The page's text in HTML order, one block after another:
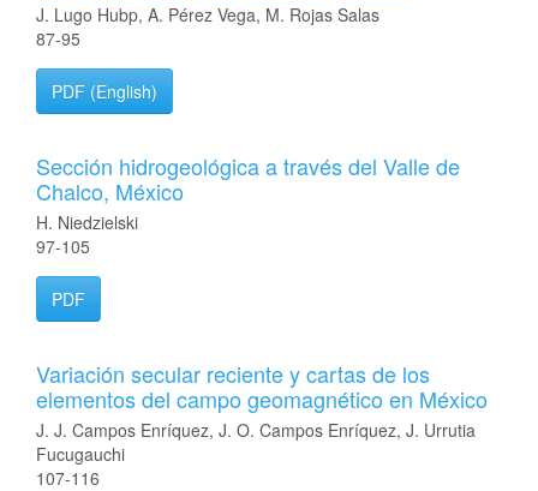
J. Lugo Hubp, A. Pérez Vega, M. Rojas Salas
87-95
PDF (English)
Sección hidrogeológica a través del Valle de
Chalco, México
H. Niedzielski
97-105
PDF
Variación secular reciente y cartas de los
elementos del campo geomagnético en México
J. J. Campos Enríquez, J. O. Campos Enríquez, J. Urrutia
Fucugauchi
107-116